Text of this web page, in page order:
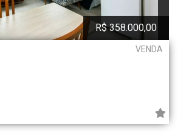
VENDA
R$ 358.000,00